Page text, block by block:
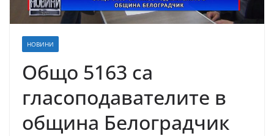
НОВИНИ
Общо 5163 са
гласоподавателите в
община Белоградчик